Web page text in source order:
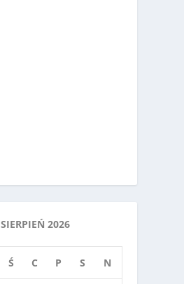
SIERPIEŃ 2026
Ś C P S N